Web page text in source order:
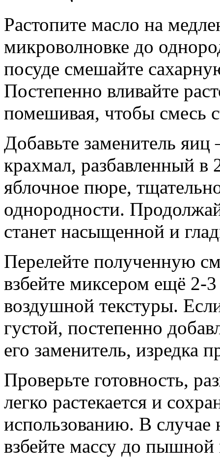
Растопите масло на
микроволновке до
посуде смешайте
Постепенно вливайте
помешивая, чтобы смесь
Добавьте заменитель
крахмал, разбавленный в
яблочное пюре,
однородности.
станет насыщенной и
Перелейте полученную
взбейте миксером ещё 2-
воздушной текстуры.
густой, постепенно
его заменитель, изредка
Проверьте готовность,
легко растекается и
использованию. В случае
взбейте массу до